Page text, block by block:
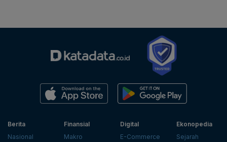
Berita
Nasional
Finansial
Makro
Digital
E-Commerce
Ekonopedia
Sejarah